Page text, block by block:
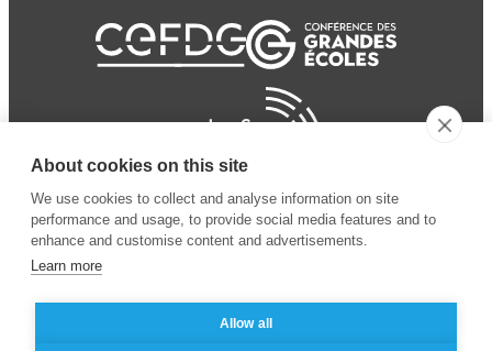
About cookies on this site
We use cookies to collect and analyse information on site
performance and usage, to provide social media features and to
enhance and customise content and advertisements.
Learn more
Allow all